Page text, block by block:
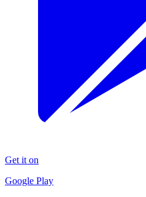
Get it on
Google Play